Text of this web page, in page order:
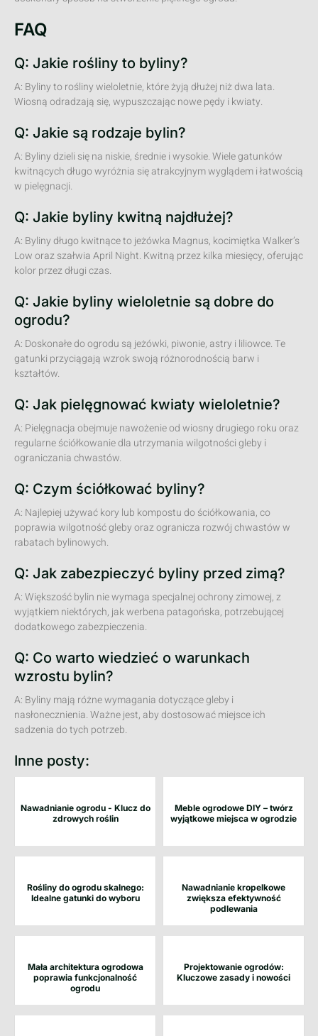
FAQ
Q: Jakie rośliny to byliny?
A: Byliny to rośliny wieloletnie, które żyją dłużej niż dwa lata.
Wiosną odradzają się, wypuszczając nowe pędy i kwiaty.
Q: Jakie są rodzaje bylin?
A: Byliny dzieli się na niskie, średnie i wysokie. Wiele gatunków
kwitnących długo wyróżnia się atrakcyjnym wyglądem i łatwością
w pielęgnacji.
Q: Jakie byliny kwitną najdłużej?
A: Byliny długo kwitnące to jeżówka Magnus, kocimiętka Walker’s
Low oraz szałwia April Night. Kwitną przez kilka miesięcy, oferując
kolor przez długi czas.
Q: Jakie byliny wieloletnie są dobre do
ogrodu?
A: Doskonałe do ogrodu są jeżówki, piwonie, astry i liliowce. Te
gatunki przyciągają wzrok swoją różnorodnością barw i
kształtów.
Q: Jak pielęgnować kwiaty wieloletnie?
A: Pielęgnacja obejmuje nawożenie od wiosny drugiego roku oraz
regularne ściółkowanie dla utrzymania wilgotności gleby i
ograniczania chwastów.
Q: Czym ściółkować byliny?
A: Najlepiej używać kory lub kompostu do ściółkowania, co
poprawia wilgotność gleby oraz ogranicza rozwój chwastów w
rabatach bylinowych.
Q: Jak zabezpieczyć byliny przed zimą?
A: Większość bylin nie wymaga specjalnej ochrony zimowej, z
wyjątkiem niektórych, jak werbena patagońska, potrzebującej
dodatkowego zabezpieczenia.
Q: Co warto wiedzieć o warunkach
wzrostu bylin?
A: Byliny mają różne wymagania dotyczące gleby i
nasłonecznienia. Ważne jest, aby dostosować miejsce ich
sadzenia do tych potrzeb.
Inne posty:
Nawadnianie ogrodu - Klucz do
zdrowych roślin
Meble ogrodowe DIY – twórz
wyjątkowe miejsca w ogrodzie
Rośliny do ogrodu skalnego:
Idealne gatunki do wyboru
Nawadnianie kropelkowe
zwiększa efektywność
podlewania
Mała architektura ogrodowa
poprawia funkcjonalność
ogrodu
Projektowanie ogrodów:
Kluczowe zasady i nowości